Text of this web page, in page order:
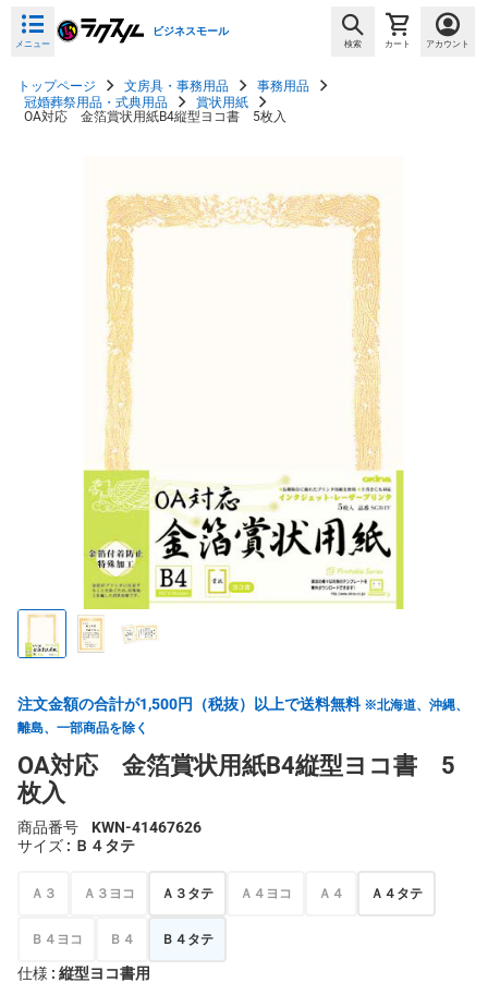
メニュー
ビジネスモール
検索 カート アカウント
トップページ 文房具・事務用品
事務用品
冠婚葬祭用品・式典用品
賞状用紙
OA対応 金箔賞状用紙B4縦型ヨコ書 5枚入
注文金額の合計が1,500円（税抜）以上で送料無料 ※北海道、沖縄、
離島、一部商品を除く
OA対応 金箔賞状用紙B4縦型ヨコ書 5
枚入
商品番号
KWN-41467626
サイズ : Ｂ４タテ
Ａ３ Ａ３ヨコ Ａ３タテ Ａ４ヨコ Ａ４ Ａ４タテ
Ｂ４ヨコ Ｂ４ Ｂ４タテ
仕様 : 縦型ヨコ書用